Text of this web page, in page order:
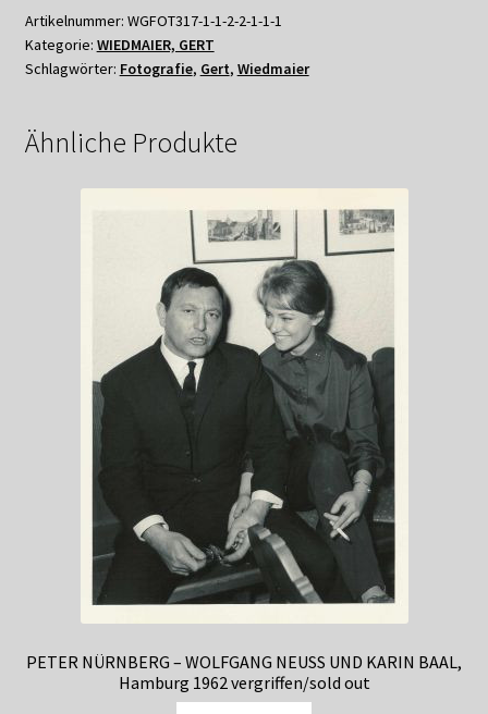
Menge
Artikelnummer: WGFOT317-1-1-2-2-1-1-1
Kategorie: WIEDMAIER, GERT
Schlagwörter: Fotografie, Gert, Wiedmaier
Ähnliche Produkte
PETER NÜRNBERG – WOLFGANG NEUSS UND KARIN BAAL,
Hamburg 1962 vergriffen/sold out